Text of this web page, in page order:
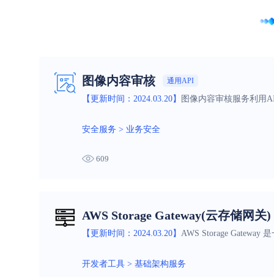
图像内容审核 通用API
【更新时间：2024.03.20】 图像内容审核服务利用
安全服务 > 业务安全
609
AWS Storage Gateway(云存储网关)
【更新时间：2024.03.20】 AWS Storage Gateway
开发者工具 > 基础架构服务